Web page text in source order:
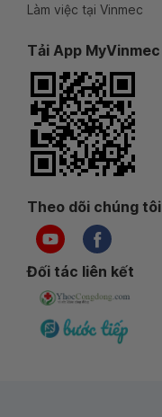
Làm việc tại Vinmec
Tải App MyVinmec
Theo dõi chúng tôi
Đối tác liên kết